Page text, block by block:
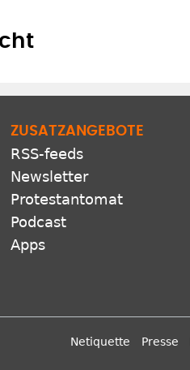
ZUSATZANGEBOTE
RSS-feeds
Newsletter
Protestantomat
Podcast
Apps
Netiquette Presse